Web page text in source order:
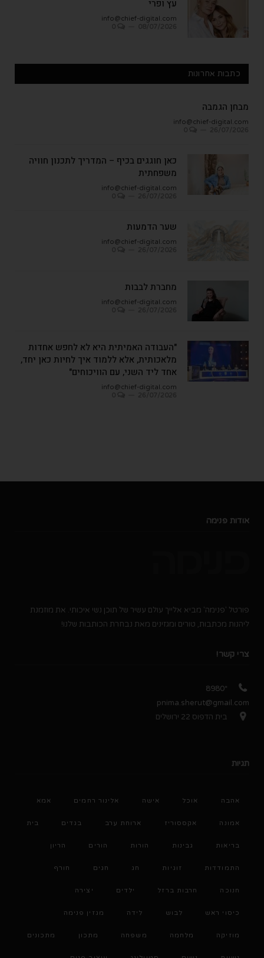
עץ ופרי
info@chief-digital.com
כתבות אחרונות
מבחן הגמבה
info@chief-digital.com
כאן חוגגים בכיף – המדריך לתכנון חוויה
משפחתית
info@chief-digital.com
שער הדמעות
info@chief-digital.com
מחברת לבבות
info@chief-digital.com
"העבודה האמיתית היא לא לחפש אחדות
מלאכותית, אלא ללמוד איך לחיות כאן יחד,
אחד ליד השני, עם הוויכוחים"
info@chief-digital.com
אודות פנימה
פורטל 'פנימה' מביא אלייך עולם עשיר של תוכן נשי איכותי. את מוזמנת
ליהנות מכתבות, טורים ומגזינים מאת נבחרת הכותבות שלנו!
צרי קשר!
*8980
pnima.sherut@gmail.com
בית הדפוס 22 ירושלים
תגיות
אהבה אוכל אישה אלינור רחמים אמא
אמונה אקססוריז ארוחת ערב בגדים בית
בריאות גבינות הורות הורים הריון
התמודדות זוגיות חג חגים חורף
חנוכה חרבות ברזל ילדים יצירה
כיסוי ראש לבוש לידה מגזין פנימה
מוזיקה מלחמה משפחה מתכון מתכונים